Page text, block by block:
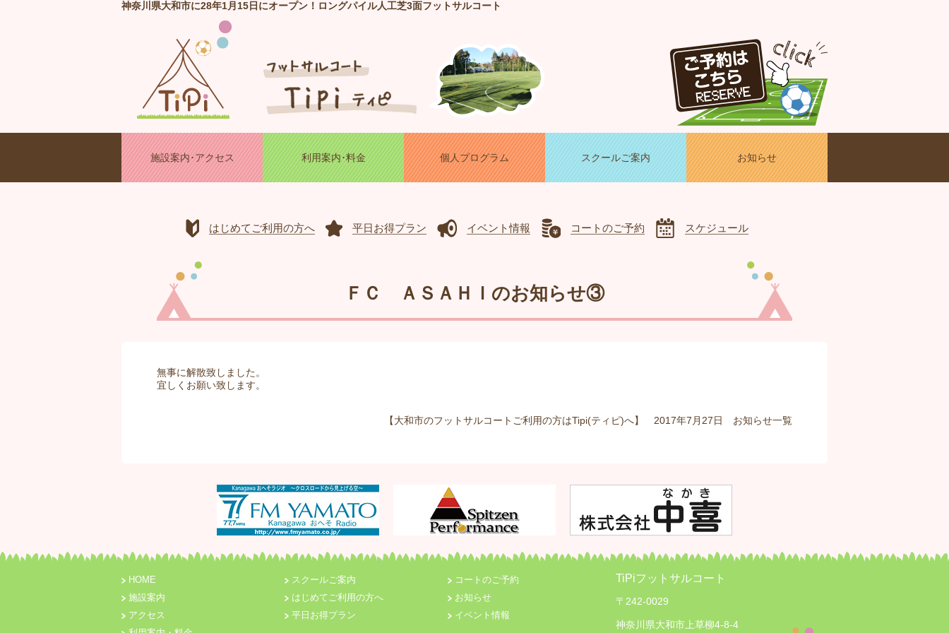
神奈川県大和市に28年1月15日にオープン！ロングパイル人工芝3面フットサルコート
施設案内･アクセス 利用案内･料金 個人プログラム スクールご案内 お知らせ
はじめてご利用の方へ 平日お得プラン イベント情報 コートのご予約 スケジュール
ＦＣ ＡＳＡＨＩのお知らせ③
無事に解散致しました。
宜しくお願い致します。
【大和市のフットサルコートご利用の方はTipi(ティピ)へ】 2017年7月27日 お知らせ一覧
HOME
施設案内
アクセス
スクールご案内
はじめてご利用の方へ
平日お得プラン
コートのご予約
お知らせ
イベント情報
TiPiフットサルコート
〒242-0029
神奈川県大和市上草柳4-8-4